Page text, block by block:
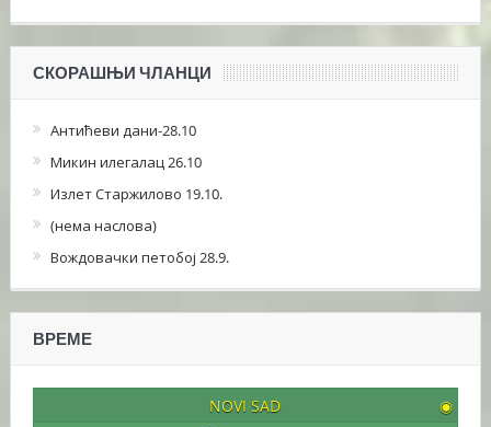
СКОРАШЊИ ЧЛАНЦИ
Антићеви дани-28.10
Микин илегалац 26.10
Излет Старжилово 19.10.
(нема наслова)
Вождовачки петобој 28.9.
ВРЕМЕ
NOVI SAD ◉